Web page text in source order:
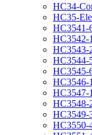
HC34-
HC35-
HC3541-
HC3542-
HC3543-
HC3544-
HC3545-
HC3546-
HC3547-
HC3548-
HC3549-
HC3550-